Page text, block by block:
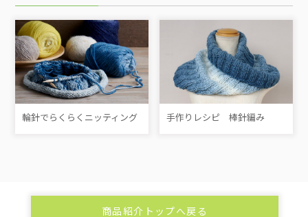
輪針でらくらくニッティング 手作りレシピ 棒針編み
商品紹介トップへ戻る